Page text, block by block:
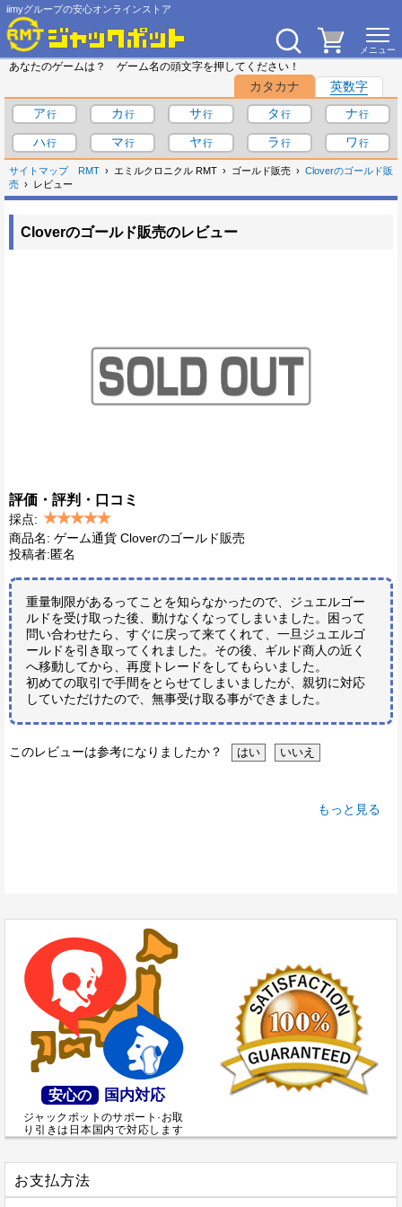
iimyグループの安心オンラインストア
あなたのゲームは？ ゲーム名の頭文字を押してください！
カタカナ
英数字
ア
カ サ タ
ナ
ハ
マ ヤ ラ ワ
サイトマップ RMT エミルクロニクル RMT ゴールド販売
Cloverのゴールド販
売
レビュー
Cloverのゴールド販売のレビュー
評価・評判・口コミ
採点:
商品名: ゲーム通貨 Cloverのゴールド販売
投稿者:匿名
重量制限があるってことを知らなかったので、ジュエルゴー
ルドを受け取った後、動けなくなってしまいました。困って
問い合わせたら、すぐに戻って来てくれて、一旦ジュエルゴ
ールドを引き取ってくれました。その後、ギルド商人の近く
へ移動してから、再度トレードをしてもらいました。
初めての取引で手間をとらせてしまいましたが、親切に対応
していただけたので、無事受け取る事ができました。
このレビューは参考になりましたか？
もっと見る
安心の 国内対応
ジャックポットのサポート·お取
り引きは日本国内で対応します
お支払方法